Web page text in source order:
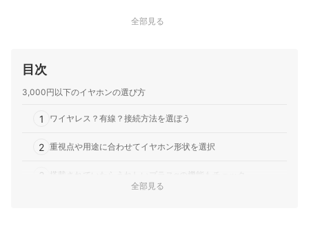
ウンドを実現。ハイレゾ対応グラフェンドライバーを搭載し
耳から飛び出さない薄型形状と片耳約3.5gの軽量設計
示付きケースとマイクおよびタッチ操作機能
全部見る
目次
3,000円以下のイヤホンの選び方
1 ワイヤレス？有線？接続方法を選ぼう
2 重視点や用途に合わせてイヤホン形状を選択
3 搭載されていたらうれしいプラスαの機能もチェック
全部見る